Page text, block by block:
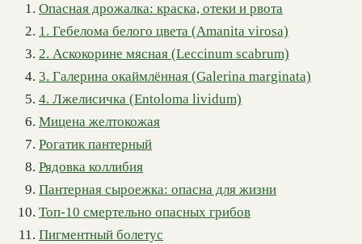
Опасная дрожалка: краска, отеки и рвота
1. Гебелома белого цвета (Amanita virosa)
2. Аскокорине мясная (Leccinum scabrum)
3. Галерина окаймлённая (Galerina marginata)
4. Лжелисичка (Entoloma lividum)
Мицена желтокожая
Рогатик пантерный
Рядовка коллибия
Пантерная сыроежка: опасна для жизни
Топ-10 смертельно опасных грибов
Пигментный болетус